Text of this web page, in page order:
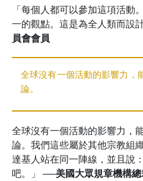
「每個人都可以參加這項活動
一的觀點。這是為全人類而設
員會會員
全球沒有一個活動的影響力，
論。
全球沒有一個活動的影響力，
論。我們這些屬於其他宗教組
達基人站在同一陣線，並且說
吧。」 ──美國大眾規章機構